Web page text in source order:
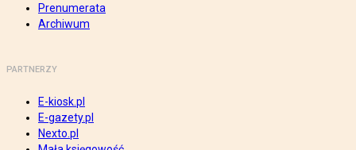
Prenumerata
Archiwum
PARTNERZY
E-kiosk.pl
E-gazety.pl
Nexto.pl